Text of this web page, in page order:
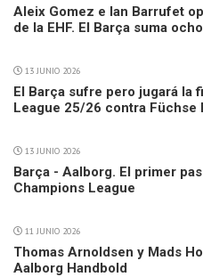
Aleix Gomez e Ian Barrufet
de la EHF. El Barça suma
13 JUNIO 2026
El Barça sufre pero jugará la
League 25/26 contra Füchse
13 JUNIO 2026
Barça - Aalborg. El primer
Champions League
11 JUNIO 2026
Thomas Arnoldsen y Mads
Aalborg Handbold